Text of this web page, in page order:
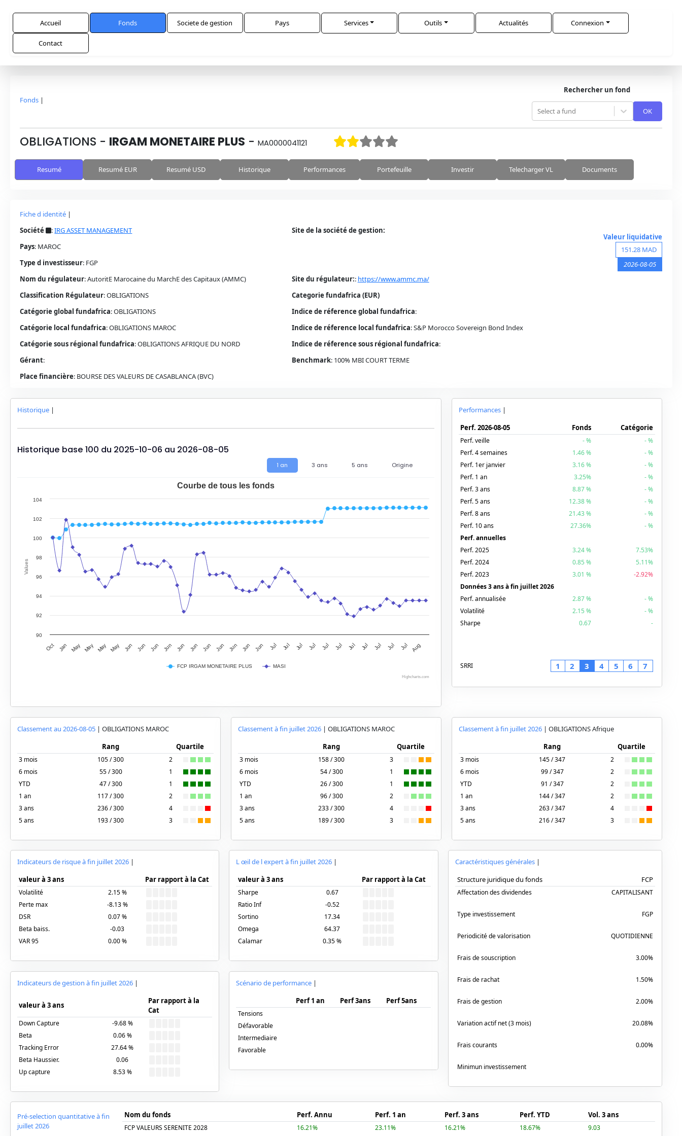
Accueil Fonds Societe de gestion Pays Services Outils Actualités Connexion
Contact
Fonds |
Rechercher un fond
Select a fund OK
OBLIGATIONS - IRGAM MONETAIRE PLUS - MA0000041121
Resumé Resumé EUR Resumé USD Historique Performances Portefeuille Investir Telecharger VL Documents
Fiche d identité |
Société
:IRG ASSET MANAGEMENT
Pays: MAROC
Type d investisseur: FGP
Nom du régulateur:AutoritE Marocaine du MarchE des Capitaux (AMMC)
Classification Régulateur:OBLIGATIONS
Catégorie global fundafrica:OBLIGATIONS
Catégorie local fundafrica:OBLIGATIONS MAROC
Catégorie sous régional fundafrica:OBLIGATIONS AFRIQUE DU NORD
Gérant:
Place financière: BOURSE DES VALEURS DE CASABLANCA (BVC)
Site de la société de gestion:
Site du régulateur:: https://www.ammc.ma/
Categorie fundafrica (EUR)
Indice de réference global fundafrica:
Indice de réference local fundafrica:S&P Morocco Sovereign Bond Index
Indice de réference sous régional fundafrica:
Benchmark: 100% MBI COURT TERME
Valeur liquidative
151.28 MAD
2026-08-05
Historique |
Historique base 100 du 2025-10-06 au 2026-08-05
1 an 3 ans 5 ans Origine
Values
Courbe de tous les fonds
FCP IRGAM MONETAIRE PLUS MASI
90
92
94
96
98
100
102
104
Oct Jan May May May May Jun Jun Jun Jun Jun Jun Jun Jun Jun Jun Jun Jul Jul Jul Jul Jul Jul Jul Jul Jul Jul Jul Aug
Highcharts.com
Performances|
Perf.2026-08-05 Fonds Catégorie
Perf. veille -% -%
Perf. 4 semaines
1.46% -%
Perf. 1er janvier
3.16% -%
Perf. 1 an
3.25% -%
Perf. 3 ans
8.87% -%
Perf. 5 ans
12.38% -%
Perf. 8 ans
21.43% -%
Perf. 10 ans
27.36% -%
Perf. annuelles
Perf.2025 3.24%
7.53%
Perf.2024 0.85 %
5.11%
Perf.2023 3.01 %
-2.92%
Données 3 ans à fin juillet 2026
Perf. annualisée
2.87% -%
Volatilité
2.15 % -%
Sharpe
0.67 -
SRRI 1 2 3 4 5 6 7
Classement au 2026-08-05| OBLIGATIONS MAROC
Rang
Quartile
3 mois 105 / 300
2
6 mois
55 / 300
1
YTD
47 / 300
1
1 an
117 / 300
2
3 ans
236 / 300
4
5 ans
193 / 300 3
Classement à fin juillet 2026| OBLIGATIONS MAROC
Rang
Quartile
3 mois 158 / 300
3
6 mois
54 / 300
1
YTD
26 / 300
1
1 an
96 / 300
2
3 ans
233 / 300
4
5 ans
189 / 300 3
Classement à fin juillet 2026| OBLIGATIONSAfrique
Rang
Quartile
3 mois 145 / 347
2
6 mois
99 / 347
2
YTD
91 / 347
2
1 an
144 / 347
2
3 ans
263 / 347
4
5 ans
216 / 347 3
Indicateurs de risque à fin juillet 2026|
valeur à 3 ans
Par rapport à la Cat
Volatilité 2.15%
Perte max
-8.13%
DSR
0.07%
Beta baiss.
-0.03
VAR 95
0.00%
L œil de l expert à fin juillet 2026 |
valeur à 3 ans
Par rapport à la Cat
Sharpe
0.67
Ratio Inf
-0.52
Sortino
17.34
Omega
64.37
Calamar
0.35%
Indicateurs de gestion à fin juillet 2026|
valeur à 3 ans
Par rapport à la
Cat
Down Capture -9.68%
Beta
0.06%
Tracking Error
27.64%
Beta Haussier.
0.06
Up capture
8.53%
Scénario de performance |
Perf 1 an
Perf 3ans Perf 5ans
Tensions
Défavorable
Intermediaire
Favorable
Caractéristiques générales |
Structure juridique du fonds
FCP
Affectation des dividendes CAPITALISANT
Type investissement FGP
Periodicité de valorisation QUOTIDIENNE
Frais de souscription 3.00%
Frais de rachat 1.50%
Frais de gestion 2.00%
Variation actif net (3 mois) 20.08%
Frais courants 0.00%
Minimun investissement
Pré-selection quantitative à fin
juillet 2026
Nom du fonds Perf. Annu Perf. 1 an Perf. 3 ans Perf. YTD Vol. 3 ans
FCP VALEURS SERENITE 2028 16.21% 23.11% 16.21% 18.67% 9.03